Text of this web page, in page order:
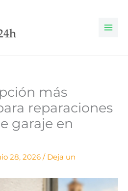
más
reparaciones
garaje en
28, 2026 / Deja un